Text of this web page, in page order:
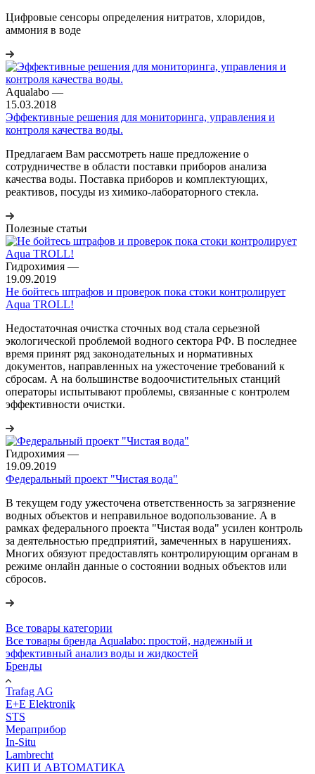
Цифровые сенсоры определения нитратов, хлоридов,
аммония в воде
Aqualabo —
15.03.2018
Эффективные решения для мониторинга, управления и
контроля качества воды.
Предлагаем Вам рассмотреть наше предложение о
сотрудничестве в области поставки приборов анализа
качества воды. Поставка приборов и комплектующих,
реактивов, посуды из химико-лабораторного стекла.
Полезные статьи
Гидрохимия —
19.09.2019
Не бойтесь штрафов и проверок пока стоки контролирует
Aqua TROLL!
Недостаточная очистка сточных вод стала серьезной
экологической проблемой водного сектора РФ. В последнее
время принят ряд законодательных и нормативных
документов, направленных на ужесточение требований к
сбросам. А на большинстве водоочистительных станций
операторы испытывают проблемы, связанные с контролем
эффективности очистки.
Гидрохимия —
19.09.2019
Федеральный проект "Чистая вода"
В текущем году ужесточена ответственность за загрязнение
водных объектов и неправильное водопользование. А в
рамках федерального проекта "Чистая вода" усилен контроль
за деятельностью предприятий, замеченных в нарушениях.
Многих обязуют предоставлять контролирующим органам в
режиме онлайн данные о состоянии водных объектов или
сбросов.
Все товары категории
Все товары бренда Aqualabo: простой, надежный и
эффективный анализ воды и жидкостей
Бренды
Trafag AG
E+E Elektronik
STS
Мераприбор
In-Situ
Lambrecht
КИП И АВТОМАТИКА